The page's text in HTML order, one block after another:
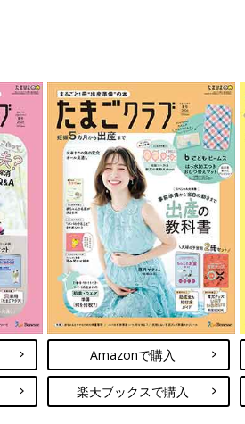
Amazonで購入
楽天ブックスで購入